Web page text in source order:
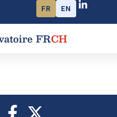
FR EN
FRCH